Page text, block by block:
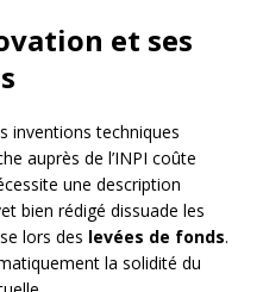
et ses
inventions techniques
auprès de l’INPI coûte
une description
bien rédigé dissuade les
lors des levées de fonds.
la solidité du